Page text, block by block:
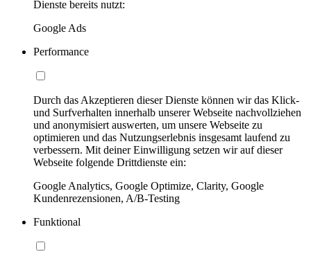
Dienste bereits nutzt:
Google Ads
Performance
Durch das Akzeptieren dieser Dienste können wir das Klick-
und Surfverhalten innerhalb unserer Webseite nachvollziehen
und anonymisiert auswerten, um unsere Webseite zu
optimieren und das Nutzungserlebnis insgesamt laufend zu
verbessern. Mit deiner Einwilligung setzen wir auf dieser
Webseite folgende Drittdienste ein:
Google Analytics, Google Optimize, Clarity, Google
Kundenrezensionen, A/B-Testing
Funktional